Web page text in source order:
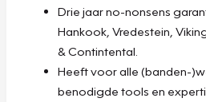
Drie jaar no-nonsens
Hankook, Vredestein,
& Contintental.
Heeft voor alle (banden-
benodigde tools en